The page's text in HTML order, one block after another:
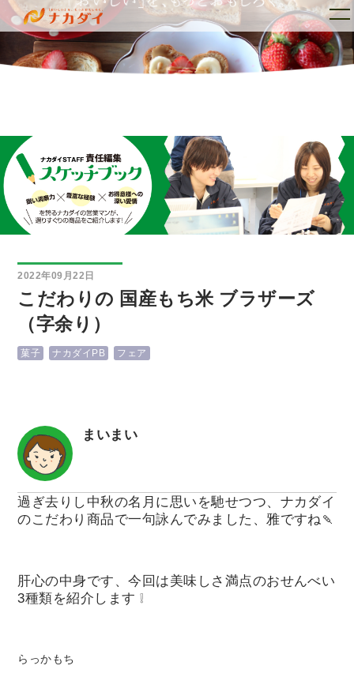
_
2022年09月22日
こだわりの 国産もち米 ブラザーズ
（字余り）
菓子 ナカダイPB フェア
まいまい
過ぎ去りし中秋の名月に思いを馳せつつ、ナカダイ
のこだわり商品で一句詠んでみました、雅ですね🍡
肝心の中身です、今回は美味しさ満点のおせんべい
3種類を紹介します ❕
らっかもち